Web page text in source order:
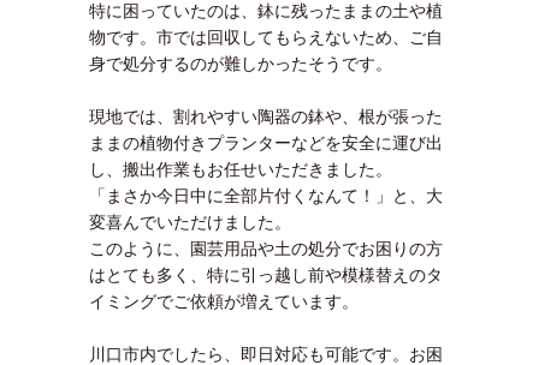
特に困っていたのは、鉢に残ったままの土や植
物です。市では回収してもらえないため、ご自
身で処分するのが難しかったそうです。
現地では、割れやすい陶器の鉢や、根が張った
ままの植物付きプランターなどを安全に運び出
し、搬出作業もお任せいただきました。
「まさか今日中に全部片付くなんて！」と、大
変喜んでいただけました。
このように、園芸用品や土の処分でお困りの方
はとても多く、特に引っ越し前や模様替えのタ
イミングでご依頼が増えています。
川口市内でしたら、即日対応も可能です。お困